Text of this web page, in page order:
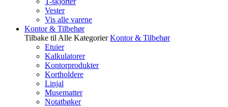
Vester
Vis alle varene
Kontor & Tilbehør
Tilbake til Alle Kategorier Kontor & Tilbehør
Etuier
Kalkulatorer
Kontorprodukter
Kortholdere
Linjal
Musematter
Notatbøker